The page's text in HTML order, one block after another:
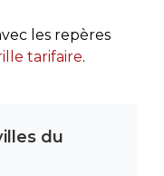
les repères
tarifaire.
du